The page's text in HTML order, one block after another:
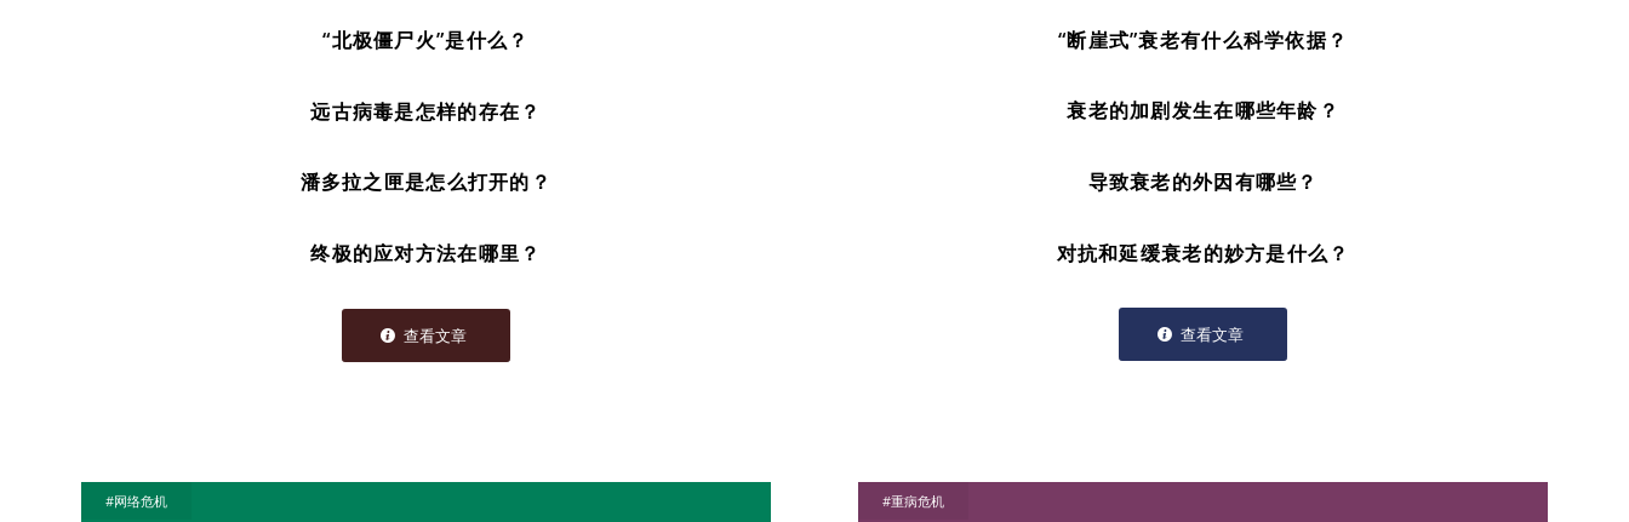
“北极僵尸火”是什么？
远古病毒是怎样的存在？
潘多拉之匣是怎么打开的？
终极的应对方法在哪里？
查看文章
“断崖式”衰老有什么科学依据？
衰老的加剧发生在哪些年龄？
导致衰老的外因有哪些？
对抗和延缓衰老的妙方是什么？
查看文章
#网络危机 #重病危机